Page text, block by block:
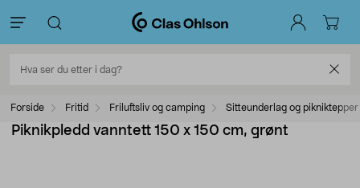
Forside Fritid Friluftsliv og camping Sitteunderlag og pikniktepper
Piknikpledd vanntett 150 x 150 cm, grønt